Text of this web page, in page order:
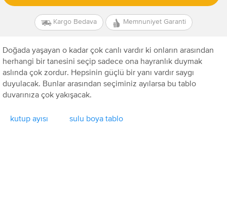
Kargo Bedava Memnuniyet Garanti
Doğada yaşayan o kadar çok canlı vardır ki onların arasından
herhangi bir tanesini seçip sadece ona hayranlık duymak
aslında çok zordur. Hepsinin güçlü bir yanı vardır saygı
duyulacak. Bunlar arasından seçiminiz ayılarsa bu tablo
duvarınıza çok yakışacak.
kutup ayısı sulu boya tablo